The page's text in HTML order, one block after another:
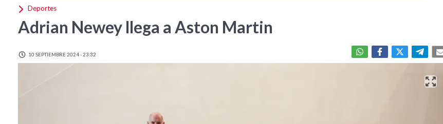
Deportes
Adrian Newey llega a Aston Martin
10 SEPTIEMBRE 2024 - 23:32